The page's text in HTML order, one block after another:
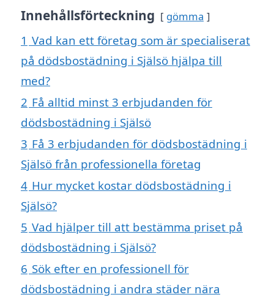
Innehållsförteckning gömma
1 Vad kan ett företag som är specialiserat
på dödsbostädning i Själsö hjälpa till
med?
2 Få alltid minst 3 erbjudanden för
dödsbostädning i Själsö
3 Få 3 erbjudanden för dödsbostädning i
Själsö från professionella företag
4 Hur mycket kostar dödsbostädning i
Själsö?
5 Vad hjälper till att bestämma priset på
dödsbostädning i Själsö?
6 Sök efter en professionell för
dödsbostädning i andra städer nära